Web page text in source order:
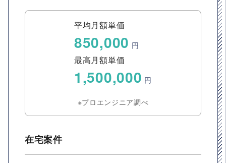
平均月額単価
850,000 円
最高月額単価
1,500,000 円
※プロエンジニア調べ
在宅案件